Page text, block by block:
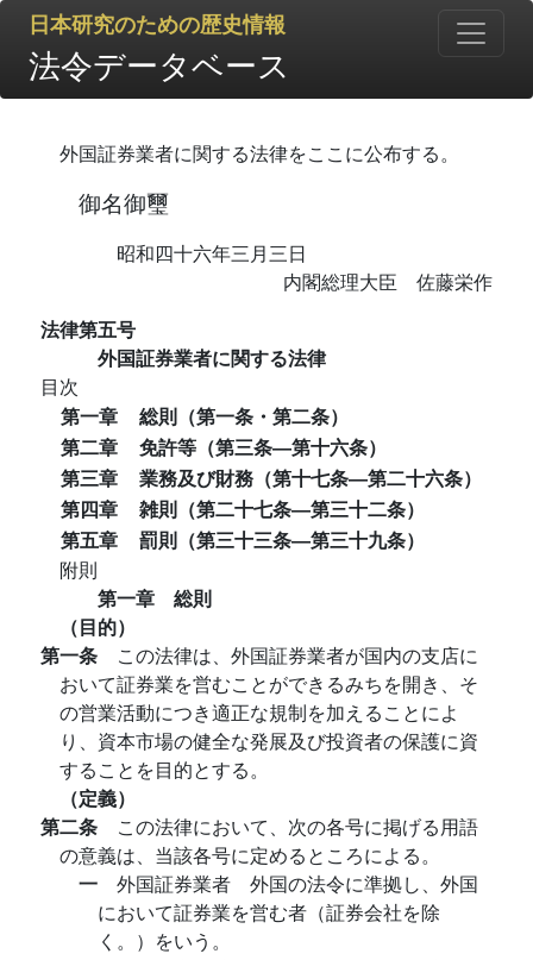
日本研究のための歴史情報
法令データベース
外国証券業者に関する法律をここに公布する。
御名御璽
昭和四十六年三月三日
内閣総理大臣 佐藤栄作
法律第五号
外国証券業者に関する法律
目次
第一章
総則（第一条・第二条）
第二章
免許等（第三条―第十六条）
第三章
業務及び財務（第十七条―第二十六条）
第四章
雑則（第二十七条―第三十二条）
第五章
罰則（第三十三条―第三十九条）
附則
第一章 総則
（目的）
第一条 この法律は、外国証券業者が国内の支店に
おいて証券業を営むことができるみちを開き、そ
の営業活動につき適正な規制を加えることによ
り、資本市場の健全な発展及び投資者の保護に資
することを目的とする。
（定義）
第二条 この法律において、次の各号に掲げる用語
の意義は、当該各号に定めるところによる。
一 外国証券業者 外国の法令に準拠し、外国
において証券業を営む者（証券会社を除
く。）をいう。